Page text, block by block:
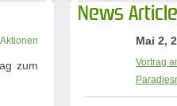
Aktionen
zum
News
Mai 2,
Vortrag